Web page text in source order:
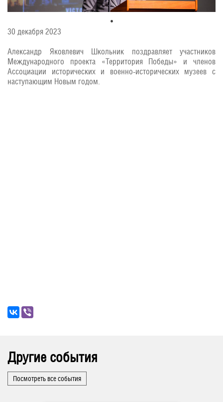
30 декабря 2023
Александр Яковлевич Школьник поздравляет участников
Международного проекта «Территория Победы» и членов
Ассоциации исторических и военно-исторических музеев с
наступающим Новым годом.
Другие события
Посмотреть все события